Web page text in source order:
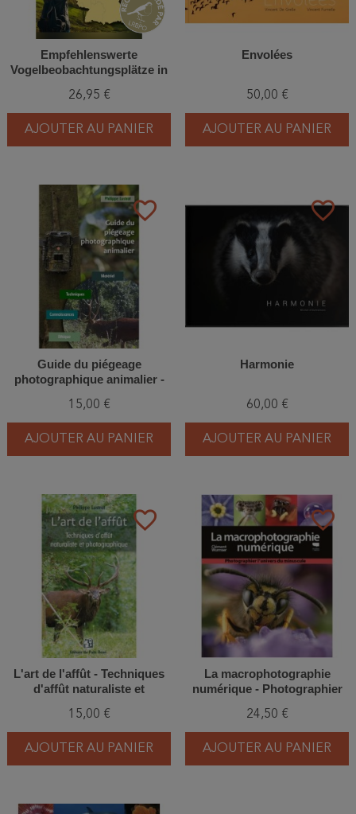
Empfehlenswerte
Vogelbeobachtungsplätze in
zwischen Duisburg, Dresden
und München
26,95 €
AJOUTER AU PANIER
Envolées
50,00 €
AJOUTER AU PANIER
favorite_border
Guide du piégeage
photographique animalier -
Connaissances - Éthique
15,00 €
AJOUTER AU PANIER
favorite_border
Harmonie
60,00 €
AJOUTER AU PANIER
favorite_border
L'art de l'affût - Techniques
d'affût naturaliste et
15,00 €
AJOUTER AU PANIER
favorite_border
La macrophotographie
numérique - Photographier
24,50 €
AJOUTER AU PANIER